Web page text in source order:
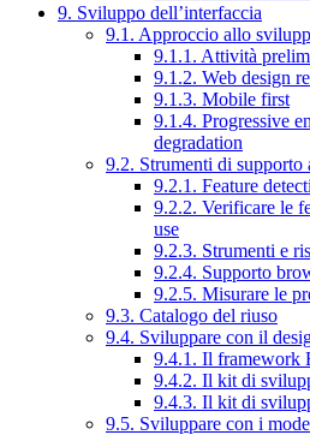
9. Sviluppo dell’interfaccia
9.1. Approccio allo
9.1.1. Attività
9.1.2. Web design
9.1.3. Mobile first
9.1.4. Progressive
degradation
9.2. Strumenti di
9.2.1. Feature
9.2.2. Verificare le
use
9.2.3. Strumenti e
9.2.4. Supporto
9.2.5. Misurare le
9.3. Catalogo del riuso
9.4. Sviluppare con il
9.4.1. Il framework
9.4.2. Il kit di
9.4.3. Il kit di
9.5. Sviluppare con i